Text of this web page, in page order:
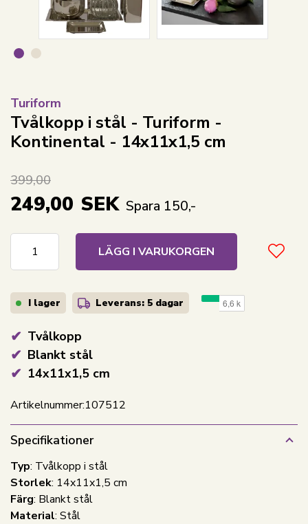
Turiform
Tvålkopp i stål - Turiform -
Kontinental - 14x11x1,5 cm
Tvålkopp
Blankt stål
14x11x1,5 cm
399,00
249,00 SEK Spara 150,-
LÄGG I VARUKORGEN
I lager Leverans: 5 dagar
Artikelnummer:107512
Specifikationer
Typ: Tvålkopp i stål
Storlek: 14x11x1,5 cm
Färg: Blankt stål
Material: Stål